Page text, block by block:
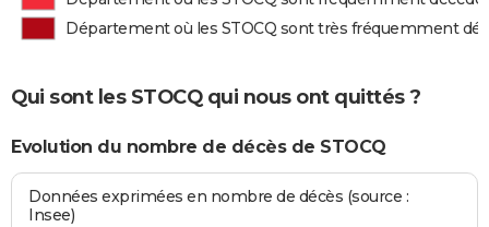
Département où les STOCQ sont très fréquemment
Qui sont les STOCQ qui nous ont quittés ?
Evolution du nombre de décès de STOCQ
Données exprimées en nombre de décès (source :
Insee)